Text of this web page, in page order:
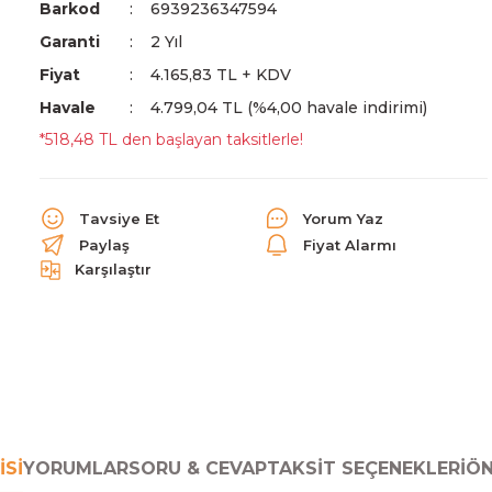
Barkod
6939236347594
Garanti
2 Yıl
Fiyat
4.165,83 TL + KDV
Havale
4.799,04 TL (%4,00 havale indirimi)
*518,48 TL den başlayan taksitlerle!
Tavsiye Et
Yorum Yaz
Paylaş
Fiyat Alarmı
Karşılaştır
YORUMLARSORU & CEVAPTAKSIT SEÇENEKLERI